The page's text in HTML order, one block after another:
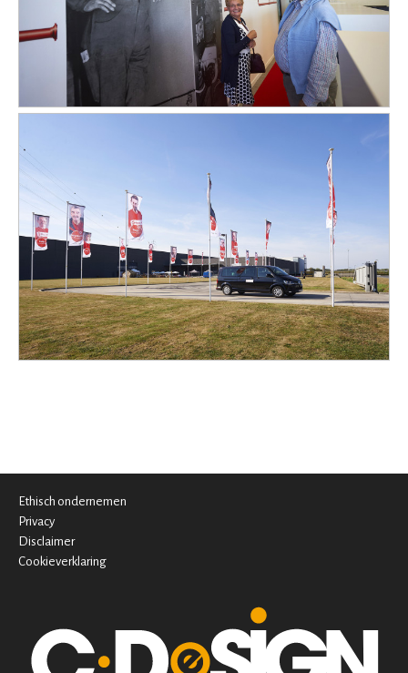
Ethisch ondernemen
Privacy
Disclaimer
Cookieverklaring